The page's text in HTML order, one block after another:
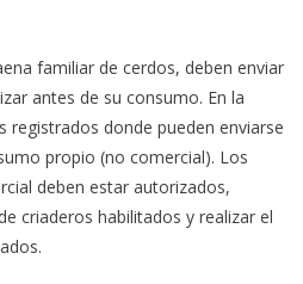
familiar de cerdos, deben enviar
antes de su consumo. En la
registrados donde pueden enviarse
propio (no comercial). Los
deben estar autorizados,
criaderos habilitados y realizar el